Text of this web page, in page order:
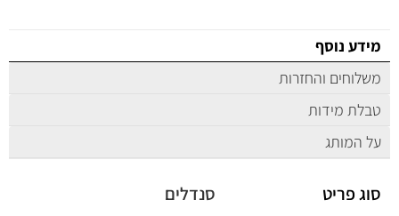
מידע נוסף
משלוחים והחזרות
טבלת מידות
על המותג
סוג פריט
סנדלים